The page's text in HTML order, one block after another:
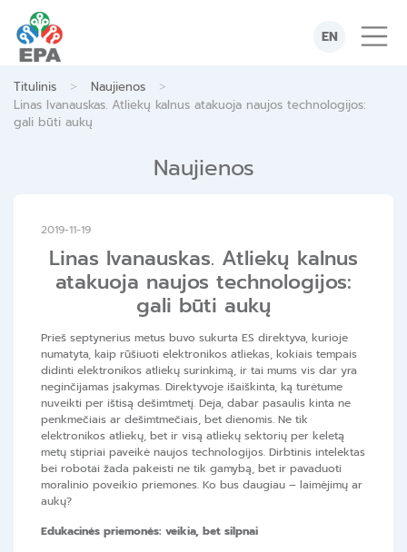
content
EN
Titulinis > Naujienos >
Linas Ivanauskas. Atliekų kalnus atakuoja naujos technologijos:
gali būti aukų
Naujienos
2019-11-19
Linas Ivanauskas. Atliekų kalnus
atakuoja naujos technologijos:
gali būti aukų
Prieš septynerius metus buvo sukurta ES direktyva, kurioje
numatyta, kaip rūšiuoti elektronikos atliekas, kokiais tempais
didinti elektronikos atliekų surinkimą, ir tai mums vis dar yra
neginčijamas įsakymas. Direktyvoje išaiškinta, ką turėtume
nuveikti per ištisą dešimtmetį. Deja, dabar pasaulis kinta ne
penkmečiais ar dešimtmečiais, bet dienomis. Ne tik
elektronikos atliekų, bet ir visą atliekų sektorių per keletą
metų stipriai paveikė naujos technologijos. Dirbtinis intelektas
bei robotai žada pakeisti ne tik gamybą, bet ir pavaduoti
moralinio poveikio priemones. Ko bus daugiau – laimėjimų ar
aukų?
Edukacinės priemonės: veikia, bet silpnai